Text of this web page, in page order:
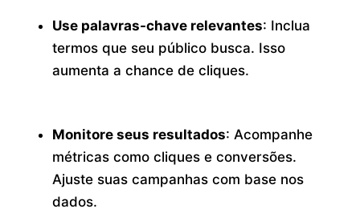
Use palavras-chave relevantes: Inclua
termos que seu público busca. Isso
aumenta a chance de cliques.
Monitore seus resultados: Acompanhe
métricas como cliques e conversões.
Ajuste suas campanhas com base nos
dados.